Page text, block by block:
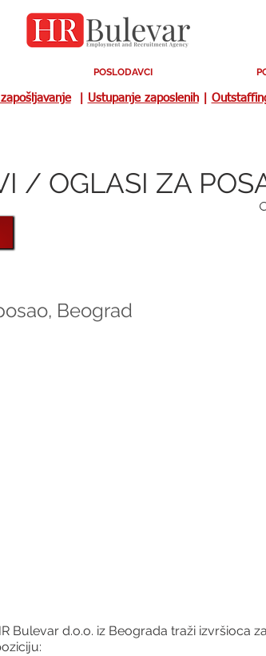
POSLODAVCI
| Ustupanje zaposlenih|
/ OGLASI ZA
Beograd
Bulevar d.o.o. iz Beograda traži izvršioca za